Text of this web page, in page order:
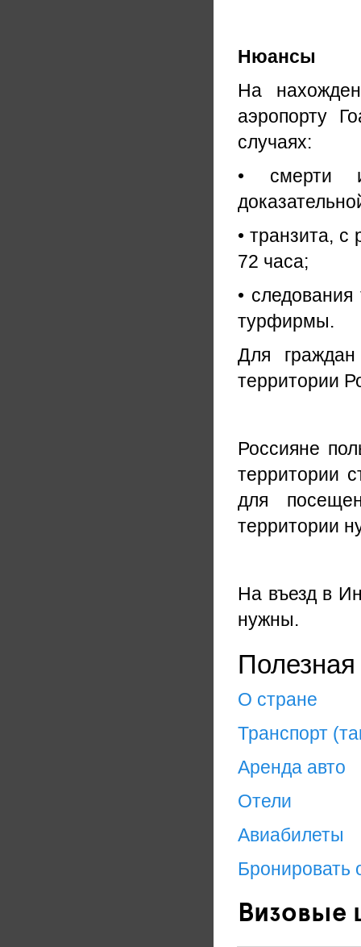
Нюансы
На
аэропорту
случаях:
• смерти
• транзита,
72 часа;
•
турфирмы.
Для
территории
Россияне
территории
для
территории
На въезд в
нужны.
О стране
Транспорт
Аренда авто
Отели
Авиабилеты
Бронировать
Визовые